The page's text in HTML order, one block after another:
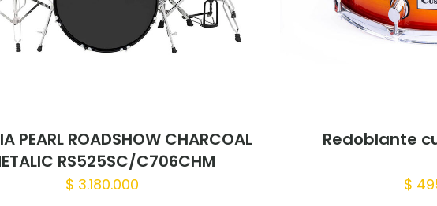
PEARL ROADSHOW CHARCOAL
RS525SC/C706CHM
$ 3.180.000
Redoblante
$